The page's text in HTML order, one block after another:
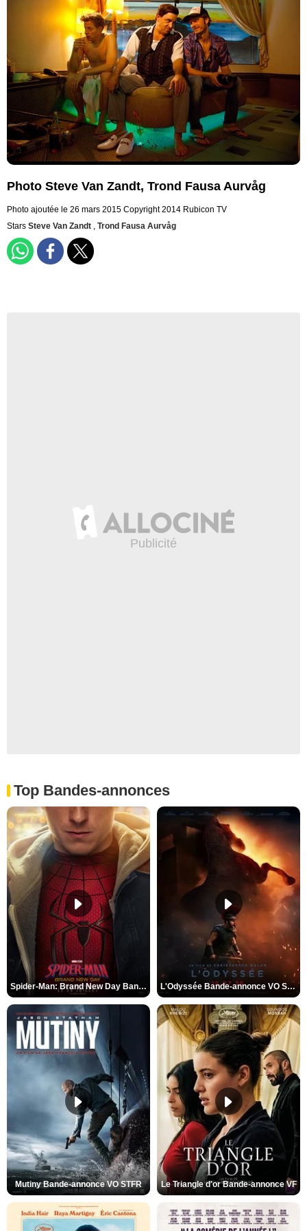
Photo Steve Van Zandt, Trond Fausa Aurvåg
Photo ajoutée le 26 mars 2015 Copyright 2014 Rubicon TV
Stars Steve Van Zandt , Trond Fausa Aurvåg
Top Bandes-annonces
Spider-Man: Brand New Day Bande-annonce VO STFR L'Odyssée Bande-annonce VO STFR
Mutiny Bande-annonce VO STFR Le Triangle d'or Bande-annonce VF